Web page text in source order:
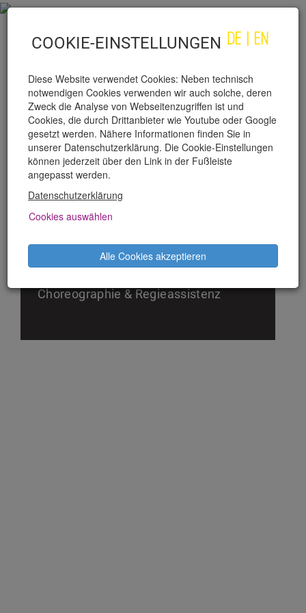
DE EN
MELINA PAPOULIA
PRODUKTIONEN
DU HERBERT
Regieassistenz
Choreographie & Regieassistenz
COOKIE-EINSTELLUNGEN
Diese Website verwendet Cookies: Neben technisch
notwendigen Cookies verwenden wir auch solche, deren
Zweck die Analyse von Webseitenzugriffen ist und
Cookies, die durch Drittanbieter wie Youtube oder Google
gesetzt werden. Nähere Informationen finden Sie in
unserer Datenschutzerklärung. Die Cookie-Einstellungen
können jederzeit über den Link in der Fußleiste
angepasst werden.
Datenschutzerklärung
Cookies auswählen
Alle Cookies akzeptieren